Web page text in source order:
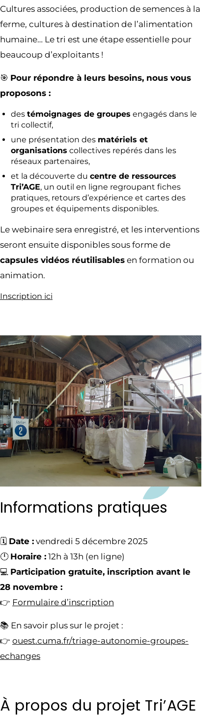
Cultures associées, production de semences à la
ferme, cultures à destination de l’alimentation
humaine… Le tri est une étape essentielle pour
beaucoup d’exploitants !
🎯 Pour répondre à leurs besoins, nous vous
proposons :
des témoignages de groupes engagés dans le
tri collectif,
une présentation des matériels et
organisations collectives repérés dans les
réseaux partenaires,
et la découverte du centre de ressources
Tri’AGE, un outil en ligne regroupant fiches
pratiques, retours d’expérience et cartes des
groupes et équipements disponibles.
Le webinaire sera enregistré, et les interventions
seront ensuite disponibles sous forme de
capsules vidéos réutilisables en formation ou
animation.
Inscription ici
Informations pratiques
🗓️ Date : vendredi 5 décembre 2025
🕛 Horaire : 12h à 13h (en ligne)
💻 Participation gratuite, inscription avant le
28 novembre :
👉 Formulaire d’inscription
📚 En savoir plus sur le projet :
👉 ouest.cuma.fr/triage-autonomie-groupes-
echanges
À propos du projet Tri’AGE